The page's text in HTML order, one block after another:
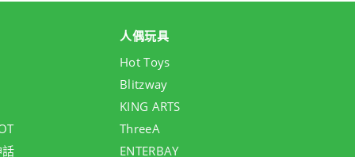
人偶玩具
Hot Toys
Blitzway
KING ARTS
ThreeA
ENTERBAY